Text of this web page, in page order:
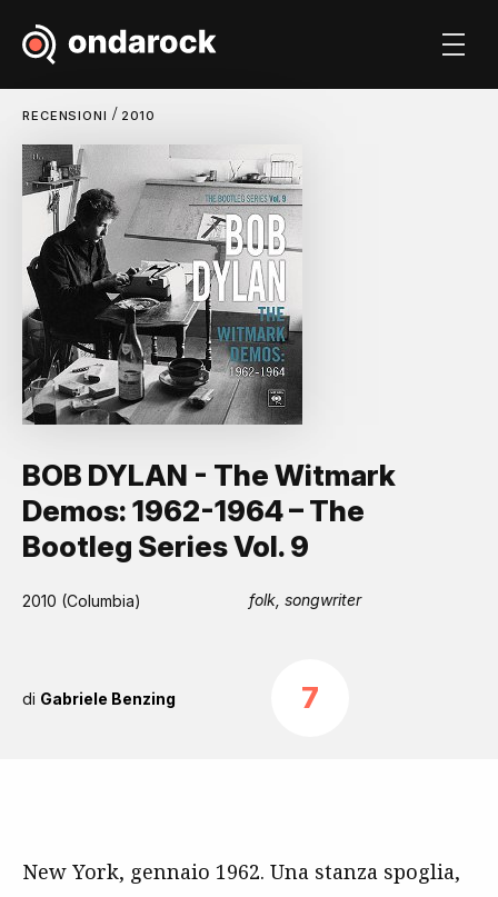
RECENSIONI / 2010
BOB DYLAN - The Witmark
Demos: 1962-1964 – The
Bootleg Series Vol. 9
2010 (Columbia) folk, songwriter
di Gabriele Benzing 7
New York, gennaio 1962. Una stanza spoglia,